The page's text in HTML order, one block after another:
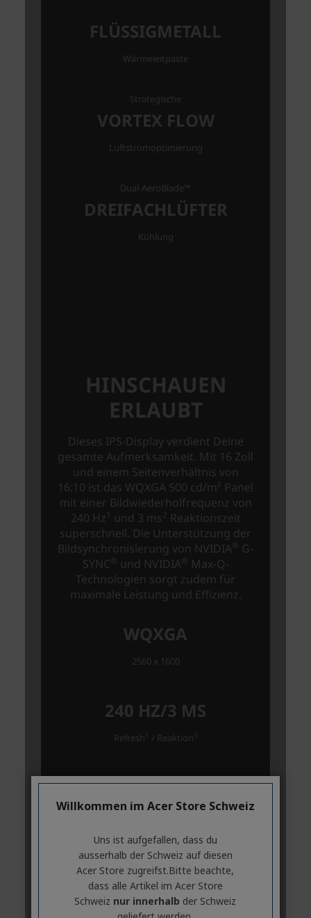
Willkommen im Acer Store Schweiz
Uns ist aufgefallen, dass du
ausserhalb ​der Schweiz auf diesen
Acer Store zugreifst.​Bitte beachte,
dass alle Artikel im Acer Store
Schweiz nur innerhalb der Schweiz